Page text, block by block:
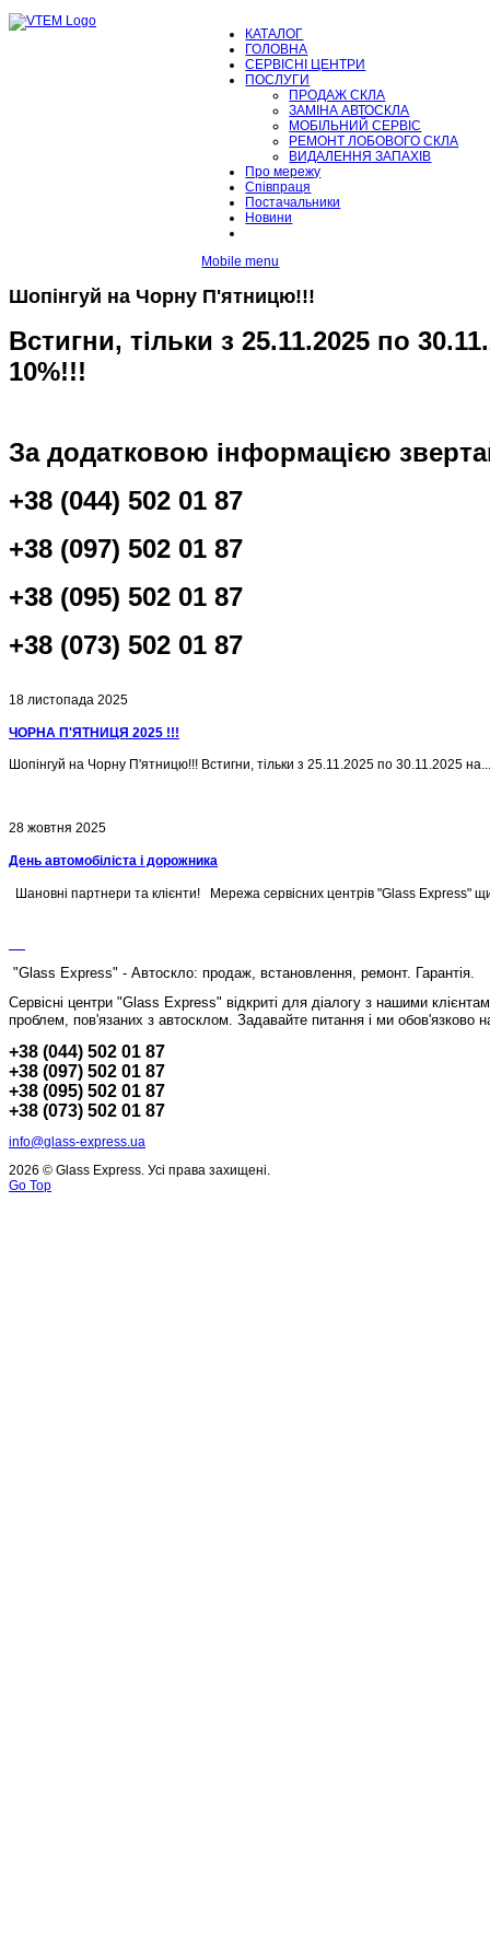
КАТАЛОГ
ГОЛОВНА
СЕРВІСНІ ЦЕНТРИ
ПОСЛУГИ
ПРОДАЖ СКЛА
ЗАМІНА АВТОСКЛА
МОБІЛЬНИЙ СЕРВІС
РЕМОНТ ЛОБОВОГО СКЛА
ВИДАЛЕННЯ ЗАПАХІВ
Про мережу
Співпраця
Постачальники
Новини
Mobile menu
Шопінгуй на Чорну П'ятницю!!!
Встигни, тільки з 25.11.2025 по
10%!!!
За додатковою інформацією
+38 (044) 502 01 87
+38 (097) 502 01 87
+38 (095) 502 01 87
+38 (073) 502 01 87
18 листопада 2025
ЧОРНА П'ЯТНИЦЯ 2025 !!!
Шопінгуй на Чорну П'ятницю!!! Встигни, тільки з 25.11.2025 по 30.11.2025 на...
28 жовтня 2025
День автомобіліста і дорожника
Шановні партнери та клієнти! Мережа сервісних центрів "Glass Express"
"Glass Express" - Автоскло: продаж, встановлення, ремонт. Гарантія.
Сервісні центри "Glass Express" відкриті для діалогу з нашими
проблем, пов'язаних з автосклом. Задавайте питання і ми обов'язково
+38 (044) 502 01 87
+38 (097) 502 01 87
+38 (095) 502 01 87
+38 (073) 502 01 87
info@glass-express.ua
2026 © Glass Express. Усі права захищені.
Go Top